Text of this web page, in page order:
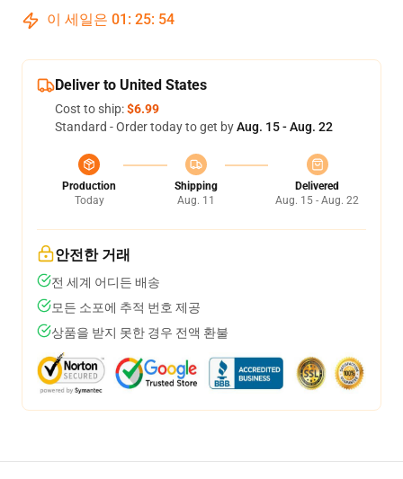
이 세일은 01 : 25: 54
Deliver to United States
Cost to ship:$6.99
Standard - Order today to get byAug. 15 - Aug. 22
Production
Today
Shipping
Aug. 11
Delivered
Aug. 15 - Aug. 22
안전한 거래
전 세계 어디든 배송
모든 소포에 추적 번호 제공
상품을 받지 못한 경우 전액 환불